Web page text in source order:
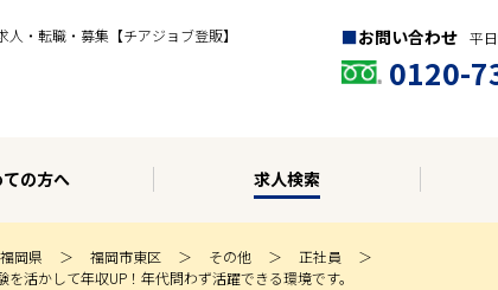
・転職・募集【チアジョブ登販】 お問い合わせ 平
0120-
の方へ 求人検索
福岡県 福岡市東区 その他
正社員
活かして年収UP！年代問わず活躍できる環境です。